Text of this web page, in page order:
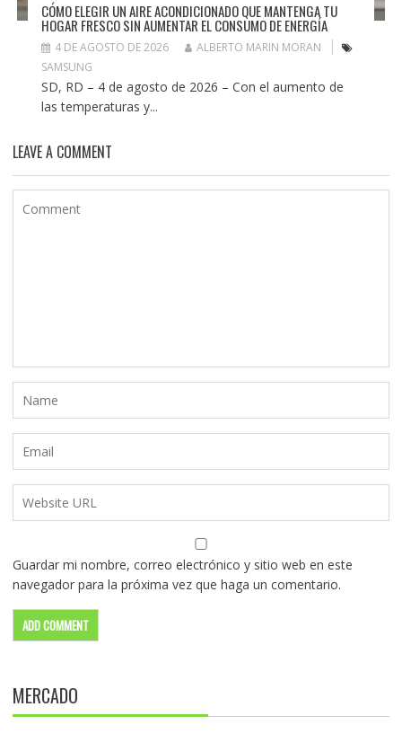
CÓMO ELEGIR UN AIRE ACONDICIONADO QUE MANTENGA TU
HOGAR FRESCO SIN AUMENTAR EL CONSUMO DE ENERGÍA
4 DE AGOSTO DE 2026
ALBERTO MARIN MORAN
SAMSUNG
SD, RD – 4 de agosto de 2026 – Con el aumento de
las temperaturas y...
LEAVE A COMMENT
Guardar mi nombre, correo electrónico y sitio web en este
navegador para la próxima vez que haga un comentario.
MERCADO